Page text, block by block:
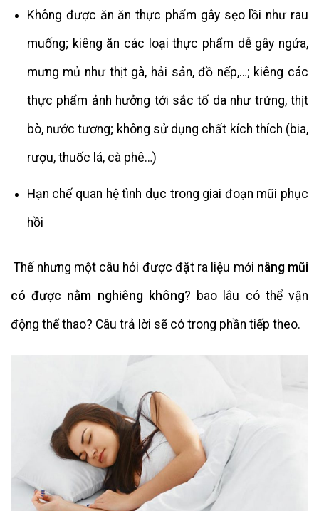
Không được ăn ăn thực phẩm gâysẹo lồi như rau
muống; kiêng ăn các loại thực phẩm dễ gây ngứa,
mưng mủ như thịt gà, hải sản, đồ nếp,…; kiêng các
thực phẩm ảnh hưởng tới sắc tố da như trứng, thịt
bò, nước tương; không sử dụng chất kích thích (bia,
rượu,thuốc lá, cà phê…)
Hạn chế quan hệ tình dục trong giai đoạn mũi phục
hồi
Thế nhưng một câu hỏi được đặt ra liệu mới nâng mũi
có được nằm nghiêng không? bao lâu có thể vận
động thể thao? Câu trả lời sẽ có trong phần tiếp theo.